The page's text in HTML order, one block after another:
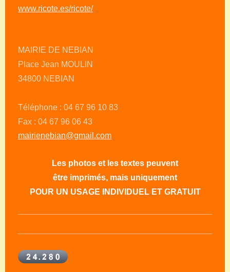
www.ricote.es/ricote/
MAIRIE DE NEBIAN
Place Jean MOULIN
34800 NEBIAN
Téléphone : 04 67 96 10 83
Fax : 04 67 96 06 43
mairienebian@gmail.com
Les photos et les textes peuvent
être imprimés, mais uniquement
POUR UN USAGE INDIVIDUEL ET GRATUIT